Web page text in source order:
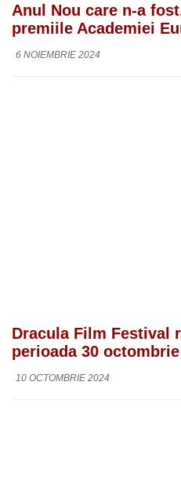
Anul Nou care n-a
premiile Academiei
6 NOIEMBRIE 2024
Dracula Film Festival
perioada 30
10 OCTOMBRIE 2024